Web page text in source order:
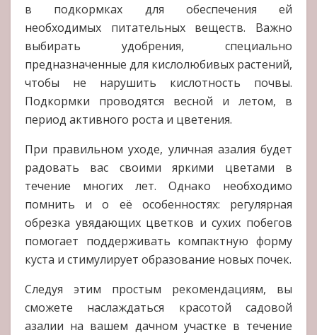
в подкормках для обеспечения ей
необходимых питательных веществ. Важно
выбирать удобрения, специально
предназначенные для кислолюбивых растений,
чтобы не нарушить кислотность почвы.
Подкормки проводятся весной и летом, в
период активного роста и цветения.
При правильном уходе, уличная азалия будет
радовать вас своими яркими цветами в
течение многих лет. Однако необходимо
помнить и о её особенностях: регулярная
обрезка увядающих цветков и сухих побегов
помогает поддерживать компактную форму
куста и стимулирует образование новых почек.
Следуя этим простым рекомендациям, вы
сможете наслаждаться красотой садовой
азалии на вашем дачном участке в течение